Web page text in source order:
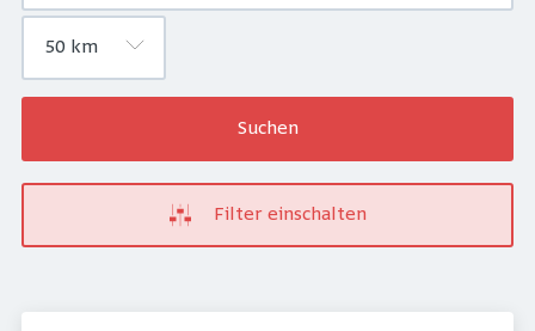
Suchen
Filter einschalten